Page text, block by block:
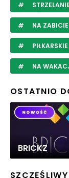
STRZELANIE
NA
PIŁKARSKIE
NA
OSTATNIO
BRICKZ